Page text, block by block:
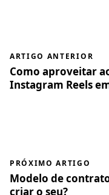
ARTIGO ANTERIOR
Como aproveitar
Instagram Reels
PRÓXIMO ARTIGO
Modelo de
criar o seu?